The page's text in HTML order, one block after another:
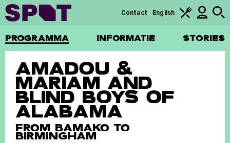
PROGRAMMA INFORMATIE STORIES
Contact English
AMADOU &
MARIAM AND
BLIND BOYS OF
ALABAMA
FROM BAMAKO TO
BIRMINGHAM